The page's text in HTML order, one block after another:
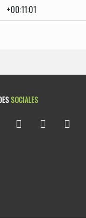
+00:11:01
SOCIALES